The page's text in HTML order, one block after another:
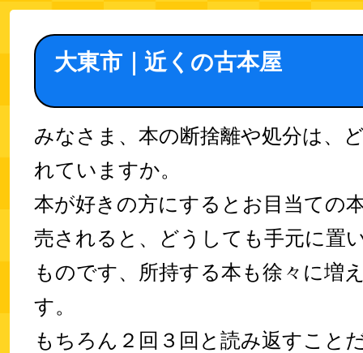
大東市｜近くの古本屋
みなさま、本の断捨離や処分は、
れていますか。
本が好きの方にするとお目当ての
売されると、どうしても手元に置
ものです、所持する本も徐々に増
す。
もちろん２回３回と読み返すこと